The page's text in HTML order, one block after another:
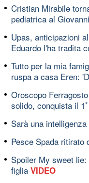
Cristian Mirabile
pediatrica al
Upas, anticipazioni
Eduardo l'ha tradita
Tutto per la mia
ruspa a casa Eren:
Oroscopo
solido, conquista il 1
Sarà una
Pesce Spada ritirato
Spoiler My sweet
figlia VIDEO